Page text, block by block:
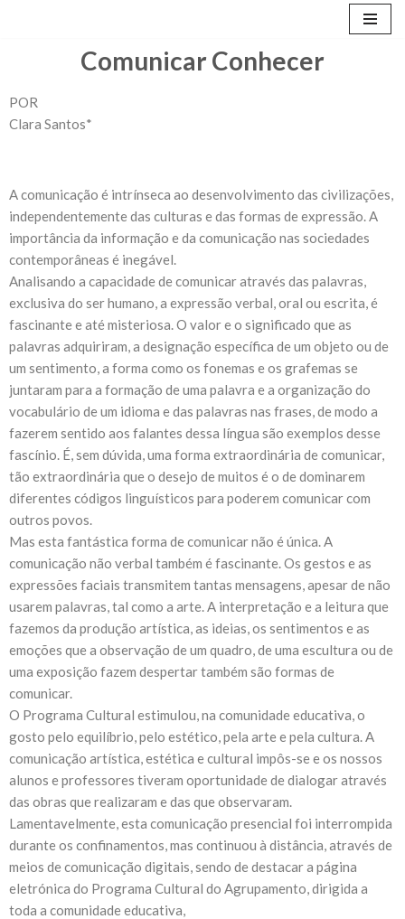
Comunicar Conhecer
POR
Clara Santos*
A comunicação é intrínseca ao desenvolvimento das civilizações,
independentemente das culturas e das formas de expressão. A
importância da informação e da comunicação nas sociedades
contemporâneas é inegável.
Analisando a capacidade de comunicar através das palavras,
exclusiva do ser humano, a expressão verbal, oral ou escrita, é
fascinante e até misteriosa. O valor e o significado que as
palavras adquiriram, a designação específica de um objeto ou de
um sentimento, a forma como os fonemas e os grafemas se
juntaram para a formação de uma palavra e a organização do
vocabulário de um idioma e das palavras nas frases, de modo a
fazerem sentido aos falantes dessa língua são exemplos desse
fascínio. É, sem dúvida, uma forma extraordinária de comunicar,
tão extraordinária que o desejo de muitos é o de dominarem
diferentes códigos linguísticos para poderem comunicar com
outros povos.
Mas esta fantástica forma de comunicar não é única. A
comunicação não verbal também é fascinante. Os gestos e as
expressões faciais transmitem tantas mensagens, apesar de não
usarem palavras, tal como a arte. A interpretação e a leitura que
fazemos da produção artística, as ideias, os sentimentos e as
emoções que a observação de um quadro, de uma escultura ou de
uma exposição fazem despertar também são formas de
comunicar.
O Programa Cultural estimulou, na comunidade educativa, o
gosto pelo equilíbrio, pelo estético, pela arte e pela cultura. A
comunicação artística, estética e cultural impôs-se e os nossos
alunos e professores tiveram oportunidade de dialogar através
das obras que realizaram e das que observaram.
Lamentavelmente, esta comunicação presencial foi interrompida
durante os confinamentos, mas continuou à distância, através de
meios de comunicação digitais, sendo de destacar a página
eletrónica do Programa Cultural do Agrupamento, dirigida a
toda a comunidade educativa,